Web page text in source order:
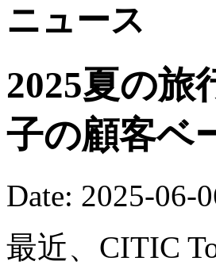
ニュース
2025夏の旅
子の顧客ベ
Date: 2025-06-
最近、CITIC